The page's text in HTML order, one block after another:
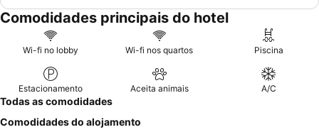
Comodidades principais do hotel
Wi-fi no lobby Wi-fi nos quartos Piscina
Estacionamento Aceita animais A/C
Todas as comodidades
Comodidades do alojamento